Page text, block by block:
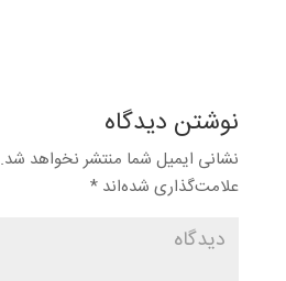
نوشتن دیدگاه
نشانی ایمیل شما منتشر نخواهد شد.
علامت‌گذاری شده‌اند *